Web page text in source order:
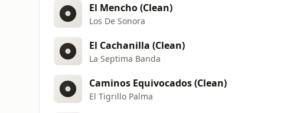
El Mencho (Clean)
Los De Sonora
El Cachanilla (Clean)
La Septima Banda
Caminos Equivocados (Clean)
El Tigrillo Palma